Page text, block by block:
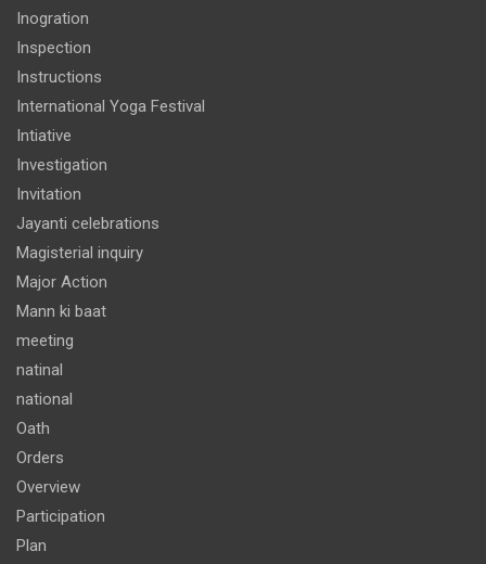
Inogration
Inspection
Instructions
International Yoga Festival
Intiative
Investigation
Invitation
Jayanti celebrations
Magisterial inquiry
Major Action
Mann ki baat
meeting
natinal
national
Oath
Orders
Overview
Participation
Plan